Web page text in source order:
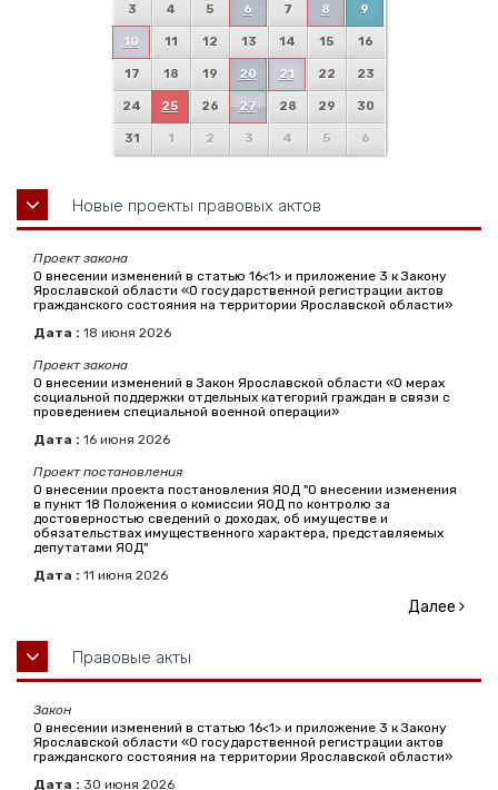
3 4 5 6 7 8 9
10 11 12 13 14 15 16
17 18 19 20 21 22 23
24 25 26 27 28 29 30
31 1 2 3 4 5 6
Новые проекты правовых актов
Проект закона
О внесении изменений в статью 16<1> и приложение 3 к Закону
Ярославской области «О государственной регистрации актов
гражданского состояния на территории Ярославской области»
Дата : 18 июня 2026
Проект закона
О внесении изменений в Закон Ярославской области «О мерах
социальной поддержки отдельных категорий граждан в связи с
проведением специальной военной операции»
Дата : 16 июня 2026
Проект постановления
О внесении проекта постановления ЯОД "О внесении изменения
в пункт 18 Положения о комиссии ЯОД по контролю за
достоверностью сведений о доходах, об имуществе и
обязательствах имущественного характера, представляемых
депутатами ЯОД"
Дата : 11 июня 2026
Далее
Правовые акты
Закон
О внесении изменений в статью 16<1> и приложение 3 к Закону
Ярославской области «О государственной регистрации актов
гражданского состояния на территории Ярославской области»
Дата : 30 июня 2026